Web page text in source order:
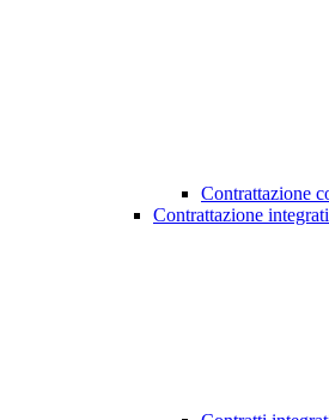
Contrattazione
Contrattazione